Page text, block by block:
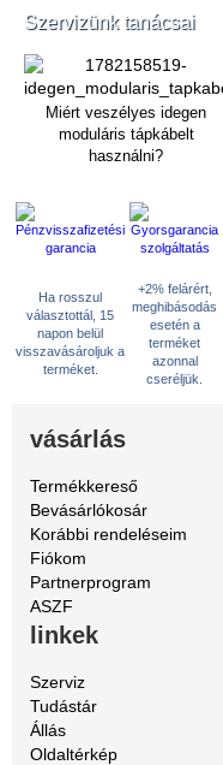
Szervizünk tanácsai
Miért veszélyes idegen
moduláris tápkábelt
használni?
Ha rosszul
választottál, 15
napon belül
visszavásároljuk a
terméket.
+2% felárért,
meghibásodás
esetén a
terméket
azonnal
cseréljük.
vásárlás
Termékkereső
Bevásárlókosár
Korábbi rendeléseim
Fiókom
Partnerprogram
ASZF
linkek
Szerviz
Tudástár
Állás
Oldaltérkép